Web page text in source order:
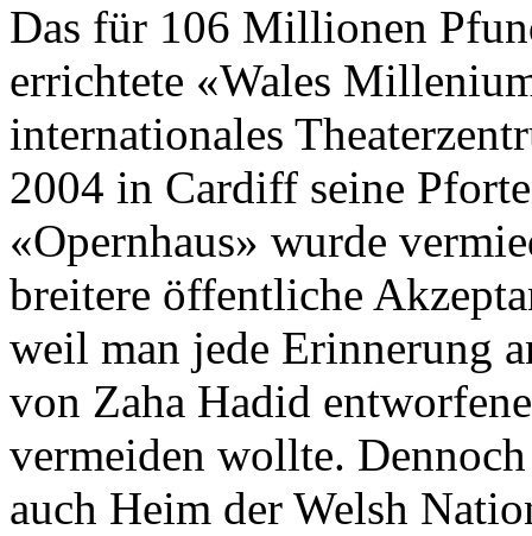
Das für 106 Millionen
errichtete «Wales
internationales
2004 in Cardiff seine
«Opernhaus» wurde
breitere öffentliche
weil man jede Erinnerung
von Zaha Hadid
vermeiden wollte.
auch Heim der Welsh